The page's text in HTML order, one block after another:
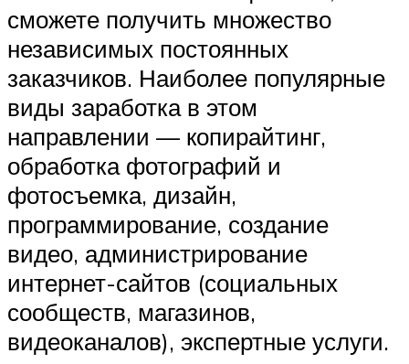
сможете получить множество
независимых постоянных
заказчиков. Наиболее популярные
виды заработка в этом
направлении — копирайтинг,
обработка фотографий и
фотосъемка, дизайн,
программирование, создание
видео, администрирование
интернет-сайтов (социальных
сообществ, магазинов,
видеоканалов), экспертные услуги.